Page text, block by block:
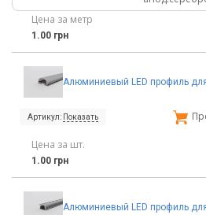
Цена за метр
1.00 грн
Алюминиевый LED профиль
Артикул: Показать
Цена за шт.
1.00 грн
Алюминиевый LED профиль